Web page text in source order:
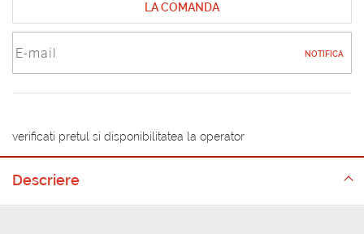
LA COMANDA
NOTIFICA
verificati pretul si disponibilitatea la operator
Descriere